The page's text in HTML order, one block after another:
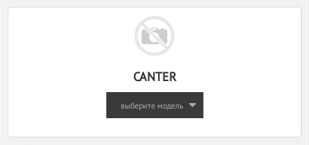
CANTER
выберите модель